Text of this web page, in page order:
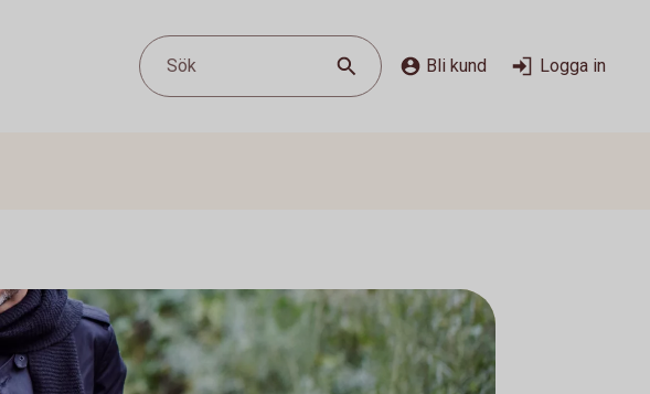
Sök Bli kund Logga in